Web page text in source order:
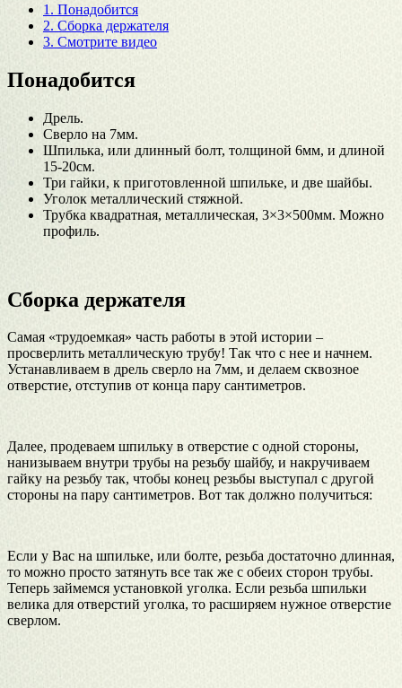
1. Понадобится
2. Сборка держателя
3. Смотрите видео
Понадобится
Дрель.
Сверло на 7мм.
Шпилька, или длинный болт, толщиной 6мм, и длиной
15-20см.
Три гайки, к приготовленной шпильке, и две шайбы.
Уголок металлический стяжной.
Трубка квадратная, металлическая, 3×3×500мм. Можно
профиль.
Сборка держателя
Самая «трудоемкая» часть работы в этой истории –
просверлить металлическую трубу! Так что с нее и начнем.
Устанавливаем в дрель сверло на 7мм, и делаем сквозное
отверстие, отступив от конца пару сантиметров.
Далее, продеваем шпильку в отверстие с одной стороны,
нанизываем внутри трубы на резьбу шайбу, и накручиваем
гайку на резьбу так, чтобы конец резьбы выступал с другой
стороны на пару сантиметров. Вот так должно получиться:
Если у Вас на шпильке, или болте, резьба достаточно длинная,
то можно просто затянуть все так же с обеих сторон трубы.
Теперь займемся установкой уголка. Если резьба шпильки
велика для отверстий уголка, то расширяем нужное отверстие
сверлом.